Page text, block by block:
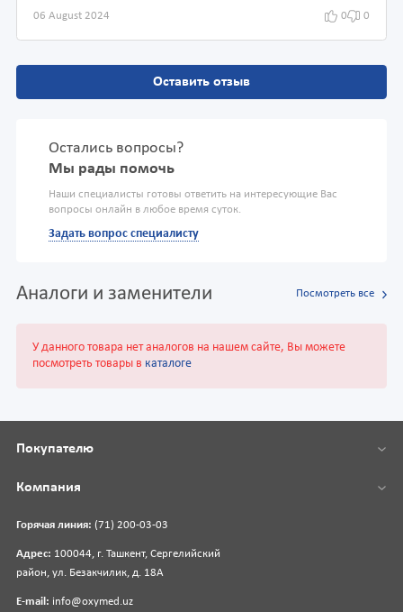
06 August 2024 0 0
Оставить отзыв
Остались вопросы?
Мы рады помочь
Наши специалисты готовы ответить на интересующие Вас
вопросы онлайн в любое время суток.
Задать вопрос специалисту
Аналоги и заменители Посмотреть все
У данного товара нет аналогов на нашем сайте, Вы можете
посмотреть товары в каталоге
Горячая линия: (71) 200-03-03
Адрес: 100044, г. Ташкент, Сергелийский
район, ул. Безакчилик, д. 18А
E-mail: info@oxymed.uz
Покупателю
Компания